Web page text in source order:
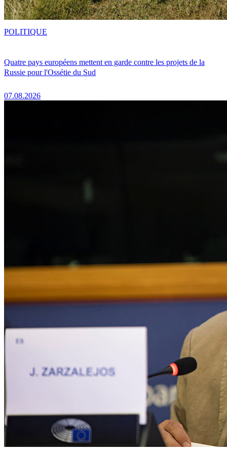
Quatre pays européens mettent en garde contre les projets de la
Russie pour l'Ossétie du Sud
07.08.2026
POLITIQUE